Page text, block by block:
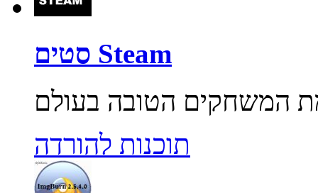
סטים Steam
תוכנות להורדה